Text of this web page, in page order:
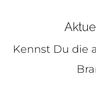
Kennst Du die